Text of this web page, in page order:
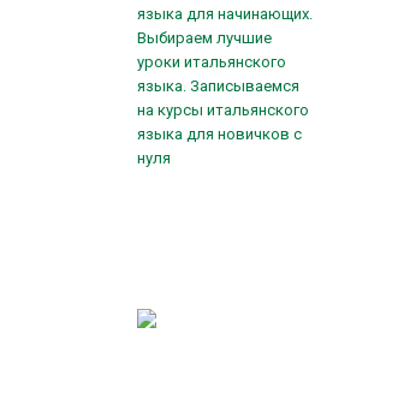
языка для начинающих.
Выбираем лучшие
уроки итальянского
языка. Записываемся
на курсы итальянского
языка для новичков с
нуля